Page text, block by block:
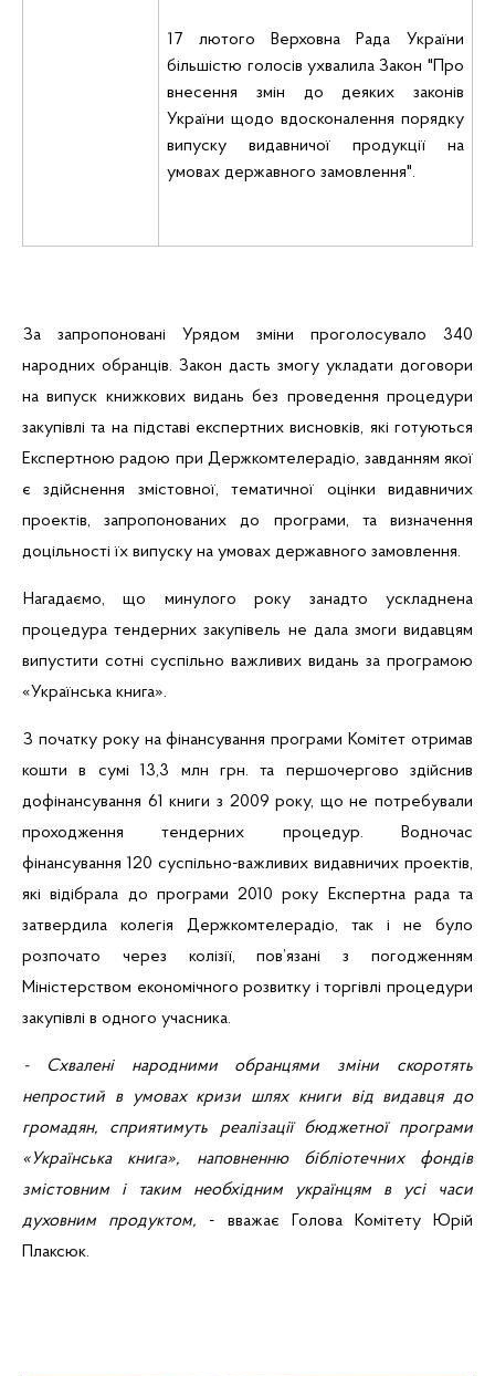
17 лютого Верховна Рада України
більшістю голосів ухвалила Закон "Про
внесення змін до деяких законів
України щодо вдосконалення порядку
випуску видавничої продукції на
умовах державного замовлення".
За запропоновані Урядом зміни проголосувало 340
народних обранців. Закон дасть змогу укладати договори
на випуск книжкових видань без проведення процедури
закупівлі та на підставі експертних висновків, які готуються
Експертною радою приДержкомтелерадіо, завданням якої
є здійснення змістовної, тематичної оцінки видавничих
проектів, запропонованих до програми, та визначення
доцільності їх випуску на умовах державного замовлення.
Нагадаємо, що минулого року занадто ускладнена
процедура тендерних закупівель не дала змоги видавцям
випустити сотні суспільно важливих видань за програмою
«Українська книга».
З початку року на фінансування програми Комітет отримав
кошти в сумі 13,3 млн грн. та першочергово здійснив
дофінансування 61 книги з 2009 року, щоне потребували
проходження тендерних процедур. Водночас
фінансування 120 суспільно-важливих видавничих проектів,
які відібрала до програми 2010 року Експертна рада та
затвердила колегія Держкомтелерадіо, так і не було
розпочато через колізії, пов’язані з погодженням
Міністерством економічного розвитку і торгівлі процедури
закупівлі в одного учасника.
- Схвалені народними обранцями зміни скоротять
непростий в умовах кризи шлях книги від видавця до
громадян, сприятимуть реалізації бюджетної програми
«Українська книга», наповненню бібліотечних фондів
змістовним і таким необхідним українцям в усі часи
духовним продуктом, - вважає
Голова Комітету Юрій
Плаксюк.